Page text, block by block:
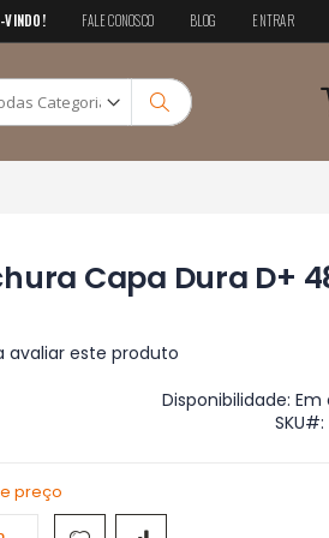
VINDO! FALE CONOSCO BLOG ENTRAR
Pesquisa
Capa Dura D+
avaliar este produto
Disponibilidade: Em
SKU
preço